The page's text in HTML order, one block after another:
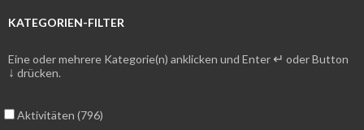
KATEGORIEN-FILTER
Eine oder mehrere Kategorie(n) anklicken und Enter ↵ oder Button
↓ drücken.
Aktivitäten (796)